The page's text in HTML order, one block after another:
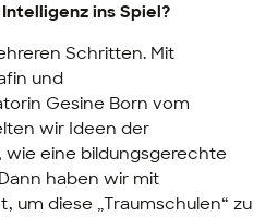
ins Spiel?
Schritten. Mit
und
Gesine Born vom
wir Ideen der
wie eine bildungsgerechte
haben wir mit
um diese „Traumschulen“ zu